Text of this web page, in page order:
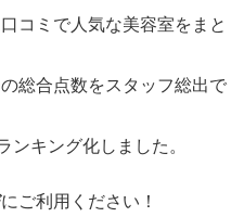
コミで人気な美容室をまと
総合点数をスタッフ総出で
ンキング化しました。
にご利用ください！